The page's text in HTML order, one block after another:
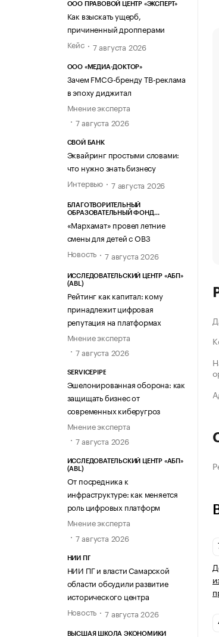
ООО ПРАВОВОЙ ЦЕНТР «ЭКСПЕРТ»
Как взыскать ущерб,
причиненный дропперами
Кейс
7 августа 2026
ООО «МЕДИА-ДОКТОР»
Зачем FMCG-бренду ТВ-реклама
в эпоху диджитал
Мнение эксперта
7 августа 2026
СВОЙ БАНК
Эквайринг простыми словами:
что нужно знать бизнесу
Интервью
7 августа 2026
БЛАГОТВОРИТЕЛЬНЫЙ
ОБРАЗОВАТЕЛЬНЫЙ ФОНД
«Мархамат» провел летние
смены для детей с ОВЗ
Новость
7 августа 2026
ИССЛЕДОВАТЕЛЬСКИЙ ЦЕНТР «АБП»
(ABL)
Рейтинг как капитал: кому
принадлежит цифровая
репутация на платформах
Мнение эксперта
7 августа 2026
SERVICEPIPE
Эшелонированная оборона: как
защищать бизнес от
современных киберугроз
Мнение эксперта
7 августа 2026
ИССЛЕДОВАТЕЛЬСКИЙ ЦЕНТР «АБП»
(ABL)
От посредника к
инфраструктуре: как меняется
роль цифровых платформ
Мнение эксперта
7 августа 2026
НИИ ПГ
НИИ ПГ и власти Самарской
области обсудили развитие
исторического центра
Новость
7 августа 2026
ВЫСШАЯ ШКОЛА ЭКОНОМИКИ